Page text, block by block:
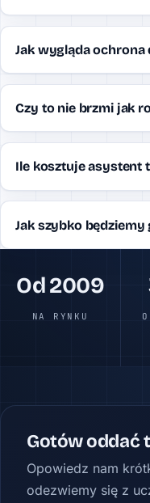
Jak wygląda ochrona
Czy to nie brzmi jak
Ile kosztuje asystent
Jak szybko
Od 2009
NA RYNKU
Gotów oddać
Opowiedz nam
odezwiemy się z